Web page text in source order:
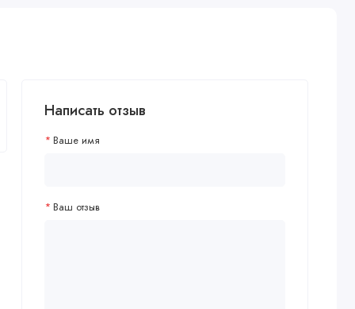
Написать отзыв
Ваше имя
Ваш отзыв